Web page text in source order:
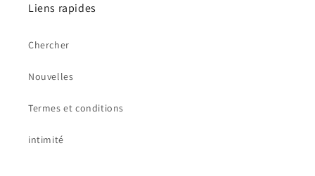
Liens rapides
Chercher
Nouvelles
Termes et conditions
intimité